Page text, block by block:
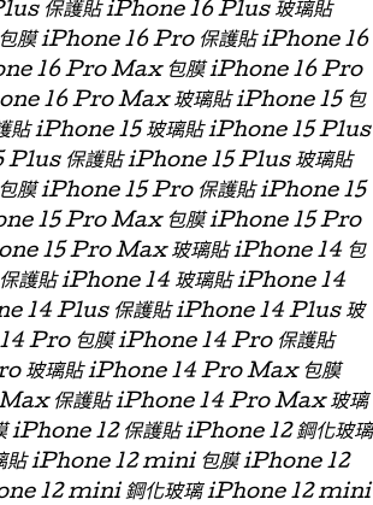
保護貼 iPhone 16 Plus 玻璃貼
膜 iPhone 16 Pro 保護貼 iPhone 16
16 Pro Max 包膜 iPhone 16 Pro
16 Pro Max 玻璃貼 iPhone 15 包
貼 iPhone 15 玻璃貼 iPhone 15 Plus
Plus 保護貼 iPhone 15 Plus 玻璃貼
膜 iPhone 15 Pro 保護貼 iPhone 15
15 Pro Max 包膜 iPhone 15 Pro
15 Pro Max 玻璃貼 iPhone 14 包
護貼 iPhone 14 玻璃貼 iPhone 14
14 Plus 保護貼 iPhone 14 Plus 玻
Pro 包膜 iPhone 14 Pro 保護貼
玻璃貼 iPhone 14 Pro Max 包膜
保護貼 iPhone 14 Pro Max 玻璃
iPhone 12 保護貼 iPhone 12 鋼化玻璃
貼 iPhone 12 mini 包膜 iPhone 12
12 mini 鋼化玻璃 iPhone 12 mini